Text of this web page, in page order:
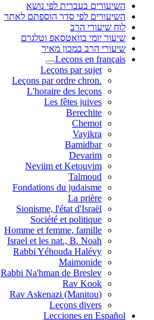
השיעורים בעברית לפי נושא
השיעורים לפי סדר הוספתם לאתר
לוח שיעורי הרב
שיעור יומי בוואטסאפ וטלגרם
שיעורי הרב במכון מאיר
Leçons en français
Leçons par sujet
.Leçons par ordre chron
L'horaire des leçons
Les fêtes juives
Berechite
Chemot
Vayikra
Bamidbar
Devarim
Neviim et Ketouvim
Talmoud
Fondations du judaisme
La prière
Sionisme, l'état d'Israël
Société et politique
Homme et femme, famille
Israel et les nat., B. Noah
Rabbi Yéhouda Halévy
Maimonide
Rabbi Na'hman de Breslev
Rav Kook
(Rav Askenazi (Manitou
Leçons divers
Lecciones en Español